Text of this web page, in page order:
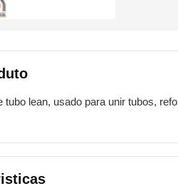
tubo lean, usado para unir tubos,